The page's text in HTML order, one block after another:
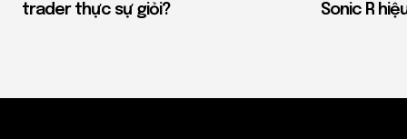
trader thực sự giỏi?
Sonic R